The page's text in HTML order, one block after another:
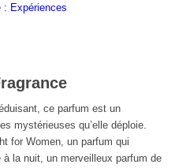
: Expériences
ce parfum est un
mystérieuses qu’elle déploie.
for Women, un parfum qui
la nuit, un merveilleux parfum de